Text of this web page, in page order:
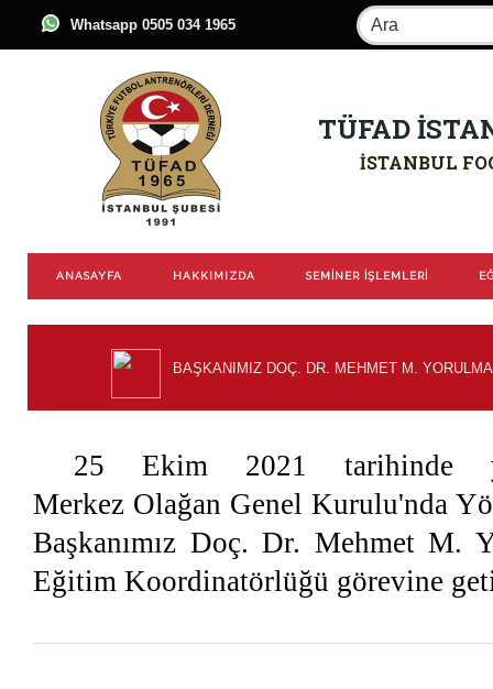
Whatsapp 0505 034 1965
TÜFAD
İSTANBUL
ANASAYFA HAKKIMIZDA SEMİNER İŞLEMLERİ
BAŞKANIMIZ DOÇ. DR. MEHMET M.
25 Ekim 2021 tarihinde
Merkez Olağan Genel Kurulu'nda
Başkanımız Doç. Dr. Mehmet
Eğitim Koordinatörlüğü görevine